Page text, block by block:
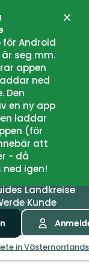
Android
seg mm.
appen
ned
Den
en ny app
laddar
(för
att
- då
igen!
Landkreise
Kunde
in